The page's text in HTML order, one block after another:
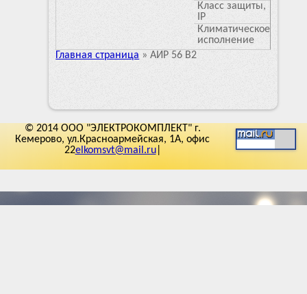
Класс защиты,
IP
Климатическое
исполнение
Главная страница » АИР 56 В2
© 2014 ООО "ЭЛЕКТРОКОМПЛЕКТ" г.
Кемерово, ул.Красноармейская, 1А, офис
22elkomsvt@mail.ru|